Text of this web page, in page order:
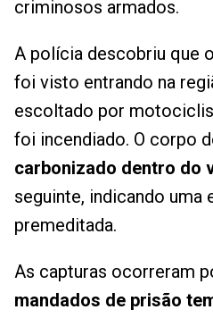
criminosos armados.
A polícia descobriu que
foi visto entrando na
escoltado por
foi incendiado. O corpo
carbonizado dentro do
seguinte, indicando uma
premeditada.
As capturas ocorreram
mandados de prisão